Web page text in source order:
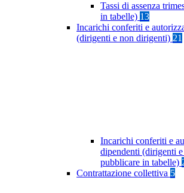
Tassi di assenza
in tabelle) 13
Incarichi conferiti e
(dirigenti e non dirigenti) 21
Incarichi conferiti e
dipendenti (dirigenti
pubblicare in tabelle)
Contrattazione collettiva 5